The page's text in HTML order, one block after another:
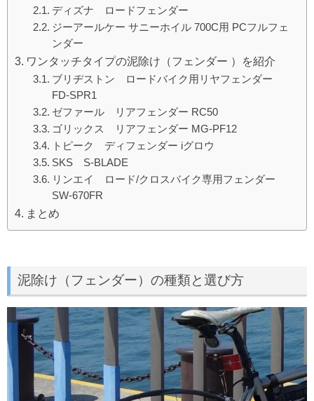
ディズナ ロードフェンダー
ジーアールケー サニーホイル 700C用 PCフルフェ
ンダー
ワンタッチタイプの泥除け（フェンダー ）を紹介
ブリヂストン ロードバイク用リヤフェンダー
FD-SPR1
ゼファール リアフェンダー RC50
ゴリックス リアフェンダー MG-PF12
トピーク ディフェンダー iグロウ
SKS S-BLADE
リンエイ ロード/クロスバイク専用フェンダー
SW-670FR
まとめ
泥除け（フェンダー）の種類と選び方